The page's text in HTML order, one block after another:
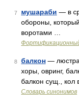
7 мушараби — в
обороны,
воротами …
8 балкон —
хоры, овринг,
балкон сущ., кол
Словарь синонимов